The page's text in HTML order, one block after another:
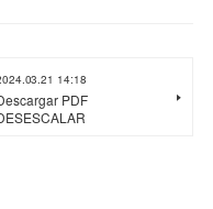
14:18
PDF